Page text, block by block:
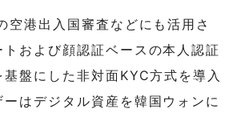
空港出入国審査などにも活用さ
および顔認証ベースの本人認証
基盤にした非対面KYC方式を導入
ーはデジタル資産を韓国ウォンに